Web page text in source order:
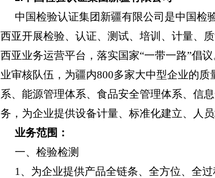
中国检验认证集团新疆有限公司是中国检
西亚开展检验、认证、测试、培训、计量、
西亚业务运营平台，落实国家“一带一路”倡
业审核队伍，为疆内800多家大中型企业的
系、能源管理体系、食品安全管理体系、信
务，为企业提供设备计量、标准化建立、人员
业务范围：
一、检验检测
1、为企业提供产品全链条、全方位、全